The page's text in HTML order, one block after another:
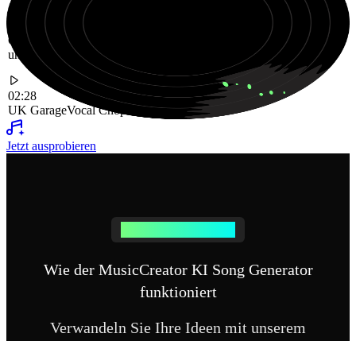
Grooviger UK Garage Track, angetrieben von rhythmischen Beats
und energiegeladenen Vocal Chops
02:28
UK GarageVocal Chops Groovy
Jetzt ausprobieren
Wie der MusicCreator KI Song Generator
funktioniert
Verwandeln Sie Ihre Ideen mit unserem